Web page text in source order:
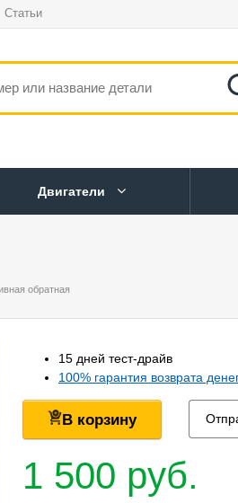
Статьи
Двигатели
обратная
15 дней тест-драйв
100% гарантия возврата
В корзину
1 500 руб.